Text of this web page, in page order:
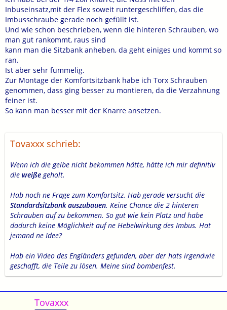
Inbuseinsatz,mit der Flex soweit runtergeschliffen, das die
Imbusschraube gerade noch gefüllt ist.
Und wie schon beschrieben, wenn die hinteren Schrauben, wo
man gut rankommt, raus sind
kann man die Sitzbank anheben, da geht einiges und kommt so
ran.
Ist aber sehr fummelig.
Zur Montage der Komfortsitzbank habe ich Torx Schrauben
genommen, dass ging besser zu montieren, da die Verzahnung
feiner ist.
So kann man besser mit der Knarre ansetzen.
Tovaxxx schrieb:
Wenn ich die gelbe nicht bekommen hätte, hätte ich mir definitiv
die weiße geholt.
Hab noch ne Frage zum Komfortsitz. Hab gerade versucht die
Standardsitzbank auszubauen. Keine Chance die 2 hinteren
Schrauben auf zu bekommen. So gut wie kein Platz und habe
dadurch keine Möglichkeit auf ne Hebelwirkung des Imbus. Hat
jemand ne Idee?
Hab ein Video des Engländers gefunden, aber der hats irgendwie
geschafft, die Teile zu lösen. Meine sind bombenfest.
Tovaxxx